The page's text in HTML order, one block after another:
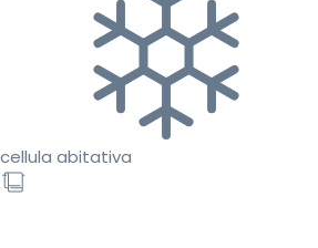
cellula abitativa